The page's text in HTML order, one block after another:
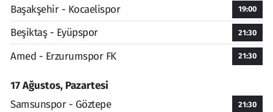
Başakşehir - Kocaelispor
19:00
Beşiktaş - Eyüpspor 21:30
Amed - Erzurumspor FK 21:30
17 Ağustos, Pazartesi
Samsunspor - Göztepe
21:30